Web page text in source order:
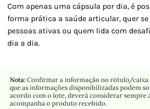
Com apenas uma cápsula por dia, é
forma prática a saúde articular, quer
pessoas ativas ou quem lida com
dia a dia.
Nota:Confirmar a informação no rótulo/caixa
que as informações disponibilizadas podem
acordo com o lote, deverá considerar sempre
acompanha o produto recebido.